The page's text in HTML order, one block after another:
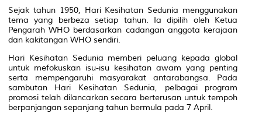
Sejak tahun 1950, Hari Kesihatan Sedunia menggunakan
tema yang berbeza setiap tahun. Ia dipilih oleh Ketua
Pengarah WHO berdasarkan cadangan anggota kerajaan
dan kakitangan WHO sendiri.
Hari Kesihatan Sedunia memberi peluang kepada global
untuk mefokuskan isu-isu kesihatan awam yang penting
serta mempengaruhi masyarakat antarabangsa. Pada
sambutan Hari Kesihatan Sedunia, pelbagai program
promosi telah dilancarkan secara berterusan untuk tempoh
berpanjangan sepanjang tahun bermula pada 7 April.